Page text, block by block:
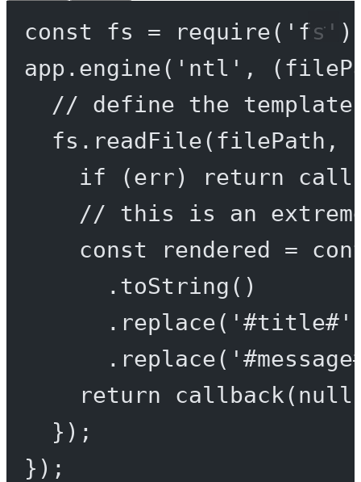
const fs = require( 'fs'
app. engine( 'ntl' , (
// define the template
fs. readFile(filePath,
if (err) return
// this is an
const
rendered =
. toString ()
. replace( '#title#'
. replace(
return
callback( null
});
});